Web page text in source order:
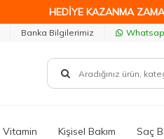
HEDİYE KAZANMA
Banka Bilgilerimiz
Vitamin Kişisel Bakım Saç